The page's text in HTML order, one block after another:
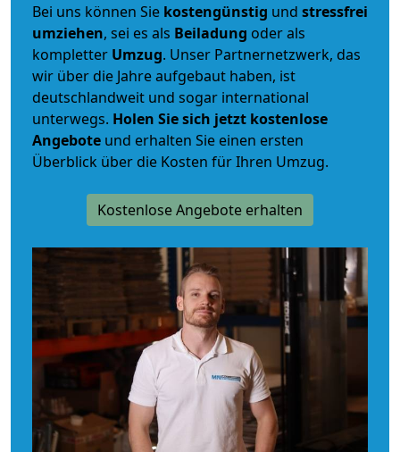
Bei uns können Sie kostengünstig und stressfrei
umziehen, sei es als Beiladung oder als
kompletter Umzug. Unser Partnernetzwerk, das
wir über die Jahre aufgebaut haben, ist
deutschlandweit und sogar international
unterwegs. Holen Sie sich jetzt kostenlose
Angebote und erhalten Sie einen ersten
Überblick über die Kosten für Ihren Umzug.
Kostenlose Angebote erhalten